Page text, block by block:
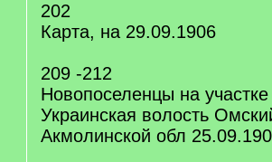
202
Карта, на 29.09.1906
209 -212
Новопоселенцы на
Украинская волость
Акмолинской обл